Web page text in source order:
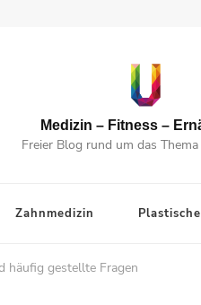
Medizin – Fitness –
Freier Blog rund um das
Zahnmedizin
häufig gestellte Fragen